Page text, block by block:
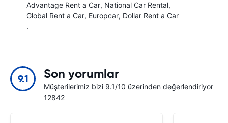
Advantage Rent a Car National Car Rental
Global Rent a Car Europcar Dollar Rent a Car
.
9.1 Son yorumlar
Müşterilerimiz bizi 9.1/10 üzerinden değerlendiriyor
12842